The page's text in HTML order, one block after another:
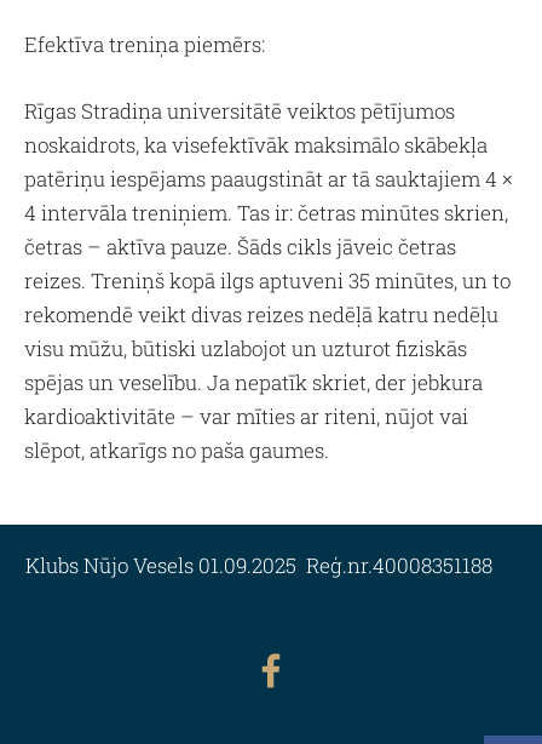
Efektīva treniņa piemērs:
Rīgas Stradiņa universitātē veiktos pētījumos
noskaidrots, ka visefektīvāk maksimālo skābekļa
patēriņu iespējams paaugstināt ar tā sauktajiem 4 ×
4 intervāla treniņiem. Tas ir: četras minūtes skrien,
četras – aktīva pauze. Šāds cikls jāveic četras
reizes. Treniņš kopā ilgs aptuveni 35 minūtes, un to
rekomendē veikt divas reizes nedēļā katru nedēļu
visu mūžu, būtiski uzlabojot un uzturot fiziskās
spējas un veselību. Ja nepatīk skriet, der jebkura
kardioaktivitāte – var mīties ar riteni, nūjot vai
slēpot, atkarīgs no paša gaumes.
Klubs Nūjo Vesels 01.09.2025 Reģ.nr.40008351188